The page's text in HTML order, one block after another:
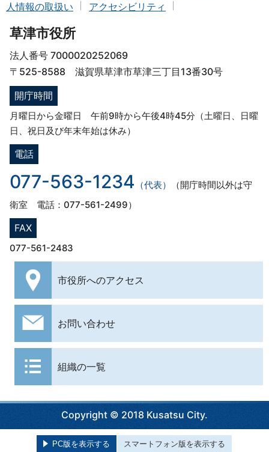
人情報の取扱い
アクセシビリティ
草津市役所
法人番号 7000020252069
〒525-8588 滋賀県草津市草津三丁目13番30号
開庁時間
月曜日から金曜日 午前9時から午後4時45分（土曜日、日曜
日、祝日及び年末年始は休み）
電話
077-563-1234 （代表）
（開庁時間以外は守
衛室 電話：077-561-2499）
FAX
077-561-2483
市役所へのアクセス
お問い合わせ
組織の一覧
Copyright © 2018 Kusatsu City.
PC版を表示する スマートフォン版を表示する